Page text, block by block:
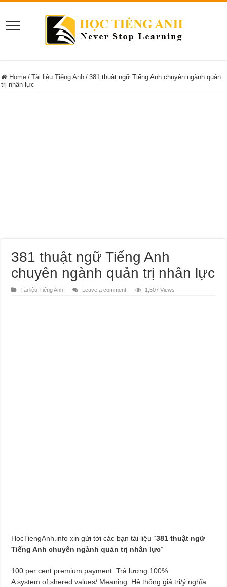
Home / Tài liệu Tiếng Anh / 381 thuật ngữ Tiếng Anh chuyên ngành quản
trị nhân lực
381 thuật ngữ Tiếng Anh
chuyên ngành quản trị nhân lực
Tài liệu Tiếng Anh Leave a comment 1,507 Views
HocTiengAnh.info xin gửi tới các bạn tài liệu “381 thuật ngữ
Tiếng Anh chuyên ngành quản trị nhân lực”
100 per cent premium payment: Trả lương 100%
A system of shered values/ Meaning: Hệ thống giá trị/ý nghĩa